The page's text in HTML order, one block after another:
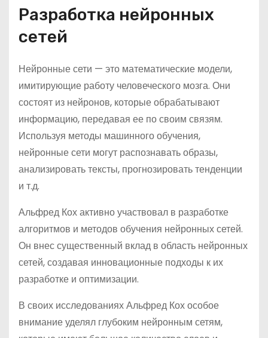
Разработка нейронных
сетей
Нейронные сети — это математические модели,
имитирующие работу человеческого мозга. Они
состоят из нейронов, которые обрабатывают
информацию, передавая ее по своим связям.
Используя методы машинного обучения,
нейронные сети могут распознавать образы,
анализировать тексты, прогнозировать тенденции
и т.д.
Альфред Кох активно участвовал в разработке
алгоритмов и методов обучения нейронных сетей.
Он внес существенный вклад в область нейронных
сетей, создавая инновационные подходы к их
разработке и оптимизации.
В своих исследованиях Альфред Кох особое
внимание уделял глубоким нейронным сетям,